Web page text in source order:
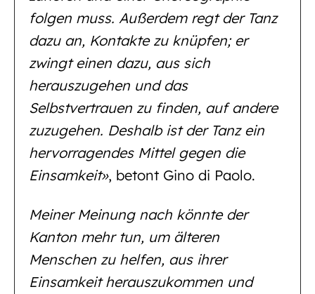
folgen muss. Außerdem regt der Tanz
dazu an, Kontakte zu knüpfen; er
zwingt einen dazu, aus sich
herauszugehen und das
Selbstvertrauen zu finden, auf andere
zuzugehen. Deshalb ist der Tanz ein
hervorragendes Mittel gegen die
Einsamkeit», betont Gino di Paolo.
Meiner Meinung nach könnte der
Kanton mehr tun, um älteren
Menschen zu helfen, aus ihrer
Einsamkeit herauszukommen und